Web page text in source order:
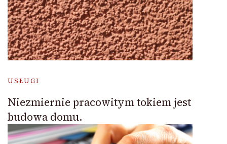
USŁUGI
Niezmiernie pracowitym tokiem jest
budowa domu.